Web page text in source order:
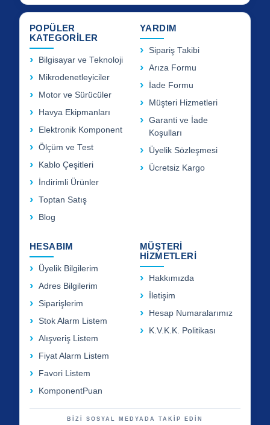
POPÜLER
KATEGORİLER
Bilgisayar ve Teknoloji
Mikrodenetleyiciler
Motor ve Sürücüler
Havya Ekipmanları
Elektronik Komponent
Ölçüm ve Test
Kablo Çeşitleri
İndirimli Ürünler
Toptan Satış
Blog
YARDIM
Sipariş Takibi
Arıza Formu
İade Formu
Müşteri Hizmetleri
Garanti ve İade
Koşulları
Üyelik Sözleşmesi
Ücretsiz Kargo
HESABIM
Üyelik Bilgilerim
Adres Bilgilerim
Siparişlerim
Stok Alarm Listem
Alışveriş Listem
Fiyat Alarm Listem
Favori Listem
KomponentPuan
MÜŞTERİ
HİZMETLERİ
Hakkımızda
İletişim
Hesap Numaralarımız
K.V.K.K. Politikası
BİZİ SOSYAL MEDYADA TAKİP EDİN